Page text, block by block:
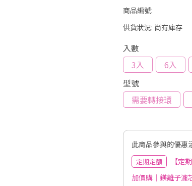
商品編號:
供貨狀況: 尚有庫存
入數
3入
6入
型號
需要轉接環
此商品參與的優惠
定期定額
【定
加價購｜鎂離子濾